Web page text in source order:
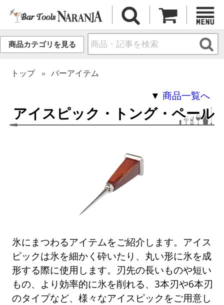
商品カテゴリを見る
トップ バーアイテム
アイスピック・トング・ペール
▼商品一覧へ
氷にまつわるアイテムをご紹介します。アイス
ピックは氷を細かく砕いたり、丸い形に氷を成
形する際に使用します。刃先の長いものや短い
もの、より効率的に氷を削れる、3本刃や6本刃
のタイプなど、様々なアイスピックをご用意し